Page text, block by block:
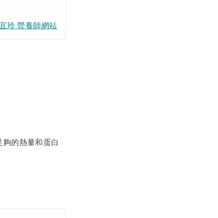
玲 營養師網站
的熱量和蛋白